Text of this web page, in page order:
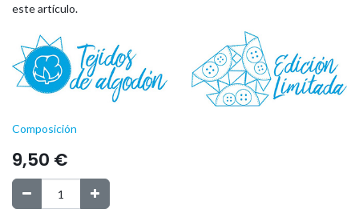
este artículo.
Composición
9,50 €